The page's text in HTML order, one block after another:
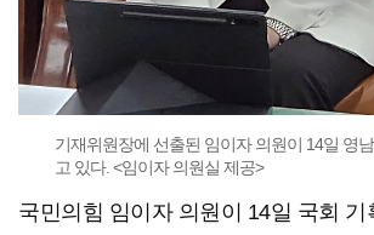
기재위원장에 선출된 임이자 의원이 14일 영
고 있다. <임이자 의원실 제공>
국민의힘 임이자 의원이 14일 국회 기